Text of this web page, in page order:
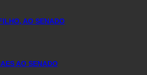
AO SENADO
AO SENADO